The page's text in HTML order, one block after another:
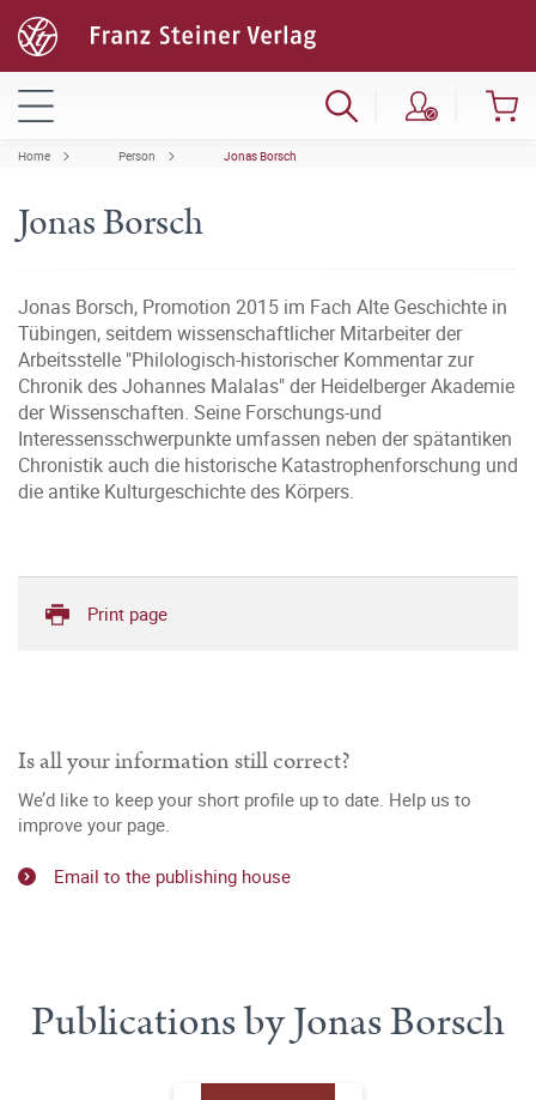
Home Person Jonas Borsch
Jonas Borsch
Jonas Borsch, Promotion 2015 im Fach Alte Geschichte in
Tübingen, seitdem wissenschaftlicher Mitarbeiter der
Arbeitsstelle "Philologisch-historischer Kommentar zur
Chronik des Johannes Malalas" der Heidelberger Akademie
der Wissenschaften. Seine Forschungs-und
Interessensschwerpunkte umfassen neben der spätantiken
Chronistik auch die historische Katastrophenforschung und
die antike Kulturgeschichte des Körpers.
Print page
Is all your information still correct?
We’d like to keep your short profile up to date. Help us to
improve your page.
Email to the publishing house
Publications by Jonas Borsch